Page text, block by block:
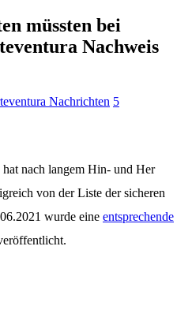
müssten bei
Nachweis
Nachrichten 5
nach langem Hin- und Her
von der Liste der sicheren
wurde eine entsprechende